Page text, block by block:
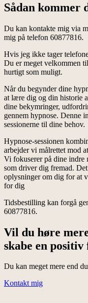
Sådan kommer
Du kan kontakte mig via
mig på telefon 60877816.
Hvis jeg ikke tager
Du er meget velkommen
hurtigt som muligt.
Når du begynder dine
at lære dig og din historie
dine bekymringer,
gennem hypnose. Denne
sessionerne til dine behov.
Hypnose-sessionen
arbejder vi målrettet mod
Vi fokuserer på dine indre
som driver dig fremad.
oplysninger om dig for at
for dig
Tidsbestilling kan forgå
60877816.
Vil du høre
skabe en
Du kan meget mere end
Kontakt mig